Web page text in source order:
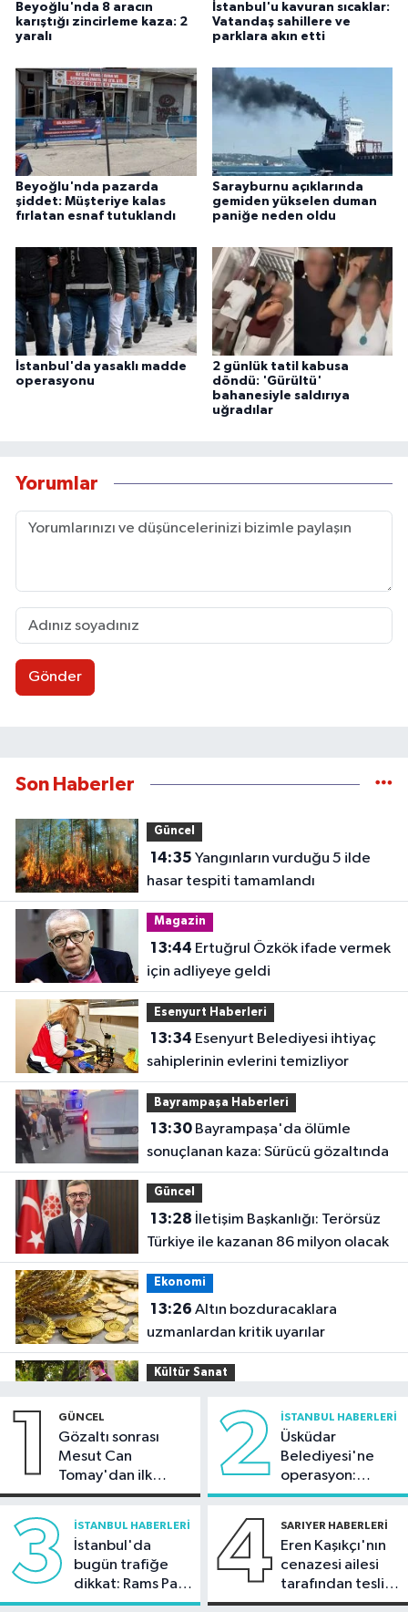
Beyoğlu'nda 8 aracın
karıştığı zincirleme kaza: 2
yaralı
İstanbul'u kavuran sıcaklar:
Vatandaş sahillere ve
parklara akın etti
Beyoğlu'nda pazarda
şiddet: Müşteriye kalas
fırlatan esnaf tutuklandı
Sarayburnu açıklarında
gemiden yükselen duman
paniğe neden oldu
İstanbul'da yasaklı madde
operasyonu
2 günlük tatil kabusa
döndü: 'Gürültü'
bahanesiyle saldırıya
uğradılar
Yorumlar
Gönder
Son Haberler
Güncel
14:35
hasar tespiti tamamlandı
Magazin
13:44
için adliyeye geldi
Esenyurt Haberleri
13:34
sahiplerinin evlerini temizliyor
Bayrampaşa Haberleri
13:30Bayrampaşa'da ölümle
sonuçlanan kaza: Sürücü gözaltında
Güncel
13:28
Türkiye ile kazanan 86 milyon olacak
Ekonomi
13:26
uzmanlardan kritik uyarılar
Kültür Sanat
İstanbul Haberleri
12:25
7000 İstanbul Boğazı'ndan geçti
1 GÜNCEL
Gözaltı sonrası
Mesut Can
Tomay'dan ilk
açıklama
2 İSTANBUL HABERLERI
Üsküdar
Belediyesi'ne
operasyon:
Sinem Dedetaş'a
3 İSTANBUL HABERLERI
İstanbul'da
bugün trafiğe
dikkat: Rams Park
çevresinde bazı
4 SARIYER HABERLERI
Eren Kaşıkçı'nın
cenazesi ailesi
tarafından teslim
alındı